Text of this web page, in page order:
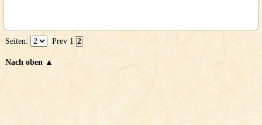
Seiten: Prev 1 2
Nach oben ▲